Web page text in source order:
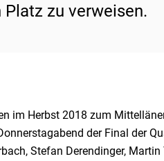
zu verweisen.
im Herbst 2018 zum
der Final der
Stefan Derendinger,